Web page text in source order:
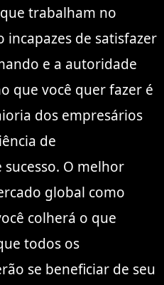
trabalham no
de satisfazer
e a autoridade
que você quer fazer é
dos empresários
de
O melhor
global como
colherá o que
todos os
se beneficiar de seu